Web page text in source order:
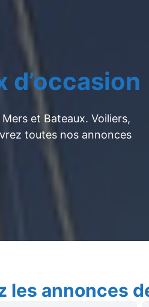
d’occasion
et Bateaux. Voiliers,
toutes nos annonces
les annonces